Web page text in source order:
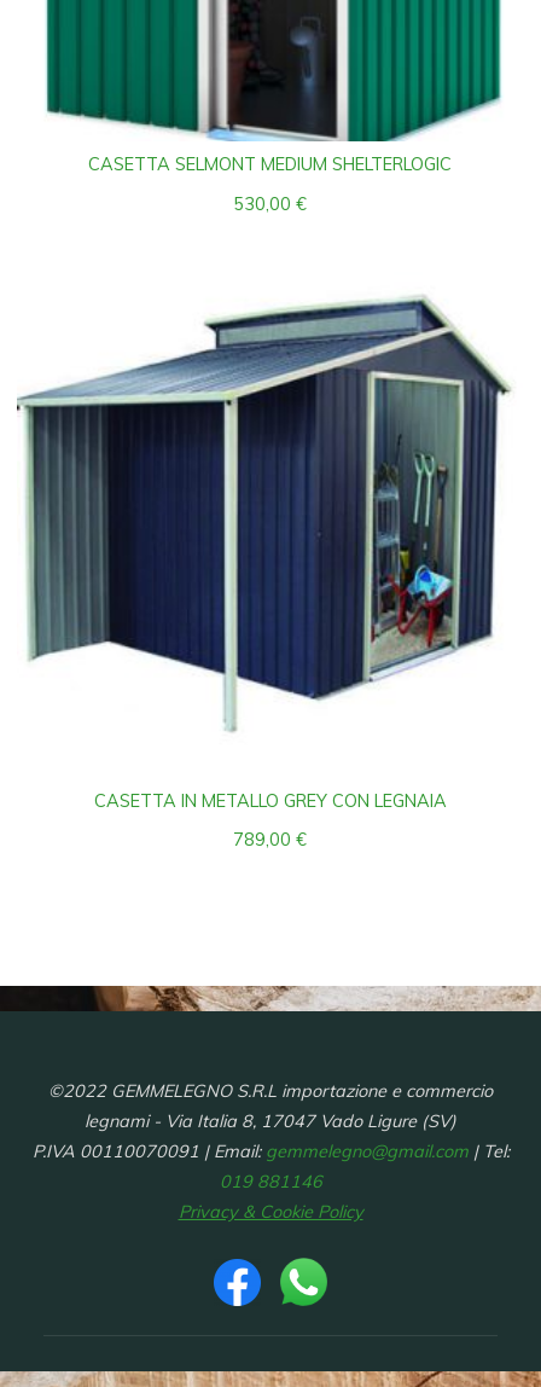
CASETTA SELMONT MEDIUM SHELTERLOGIC
530,00€
CASETTA IN METALLO GREY CON LEGNAIA
789,00€
©2022 GEMMELEGNO S.R.L importazione e commercio
legnami - Via Italia 8, 17047 Vado Ligure (SV)
P.IVA 00110070091 | Email: gemmelegno@gmail.com| Tel:
019 881146
Privacy & Cookie Policy